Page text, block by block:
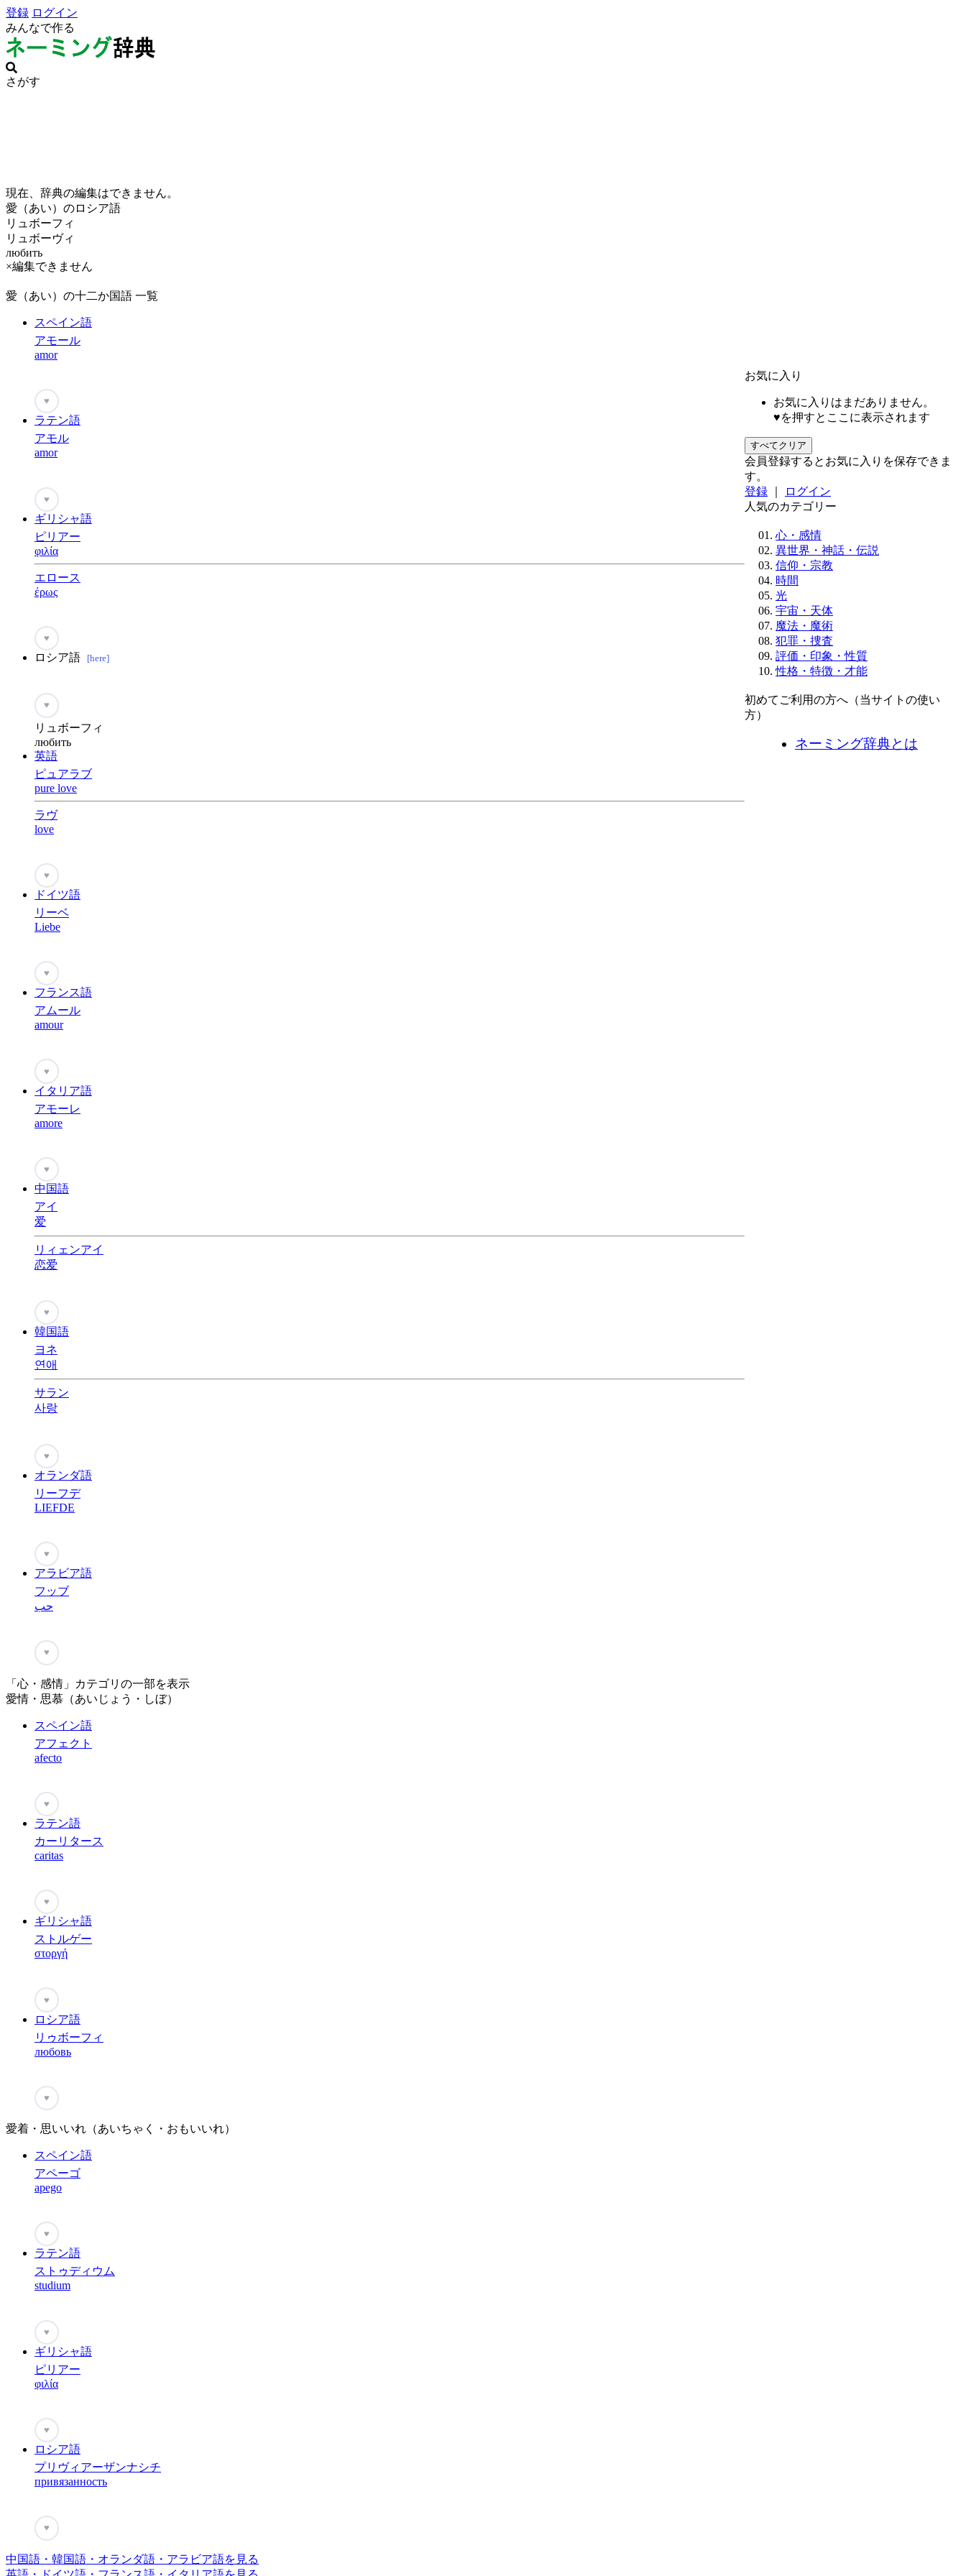
登録 ログイン
みんなで作る
さがす
現在、辞典の編集はできません。
愛（あい）のロシア語
リュボーフィ
リュボーヴィ
любить
×編集できません
愛（あい）の十二か国語 一覧
スペイン語
アモール
amor
♥
ラテン語
アモル
amor
♥
ギリシャ語
ピリアー
φιλία
エロース
έρως
♥
ロシア語 [here]
♥
リュボーフィ
любить
英語
ピュアラブ
pure love
ラヴ
love
♥
ドイツ語
リーベ
Liebe
♥
フランス語
アムール
amour
♥
イタリア語
アモーレ
amore
♥
中国語
アイ
爱
リィェンアイ
恋爱
♥
韓国語
ヨネ
연애
サラン
사랑
♥
オランダ語
リーフデ
LIEFDE
♥
アラビア語
フッブ
حب
♥
「心・感情」カテゴリの一部を表示
愛情・思慕（あいじょう・しぼ）
スペイン語
アフェクト
afecto
♥
ラテン語
カーリタース
caritas
♥
ギリシャ語
ストルゲー
στοργή
♥
ロシア語
リゥボーフィ
любовь
♥
愛着・思いいれ（あいちゃく・おもいいれ）
スペイン語
アペーゴ
apego
♥
ラテン語
ストゥディウム
studium
♥
ギリシャ語
ピリアー
φιλία
♥
ロシア語
プリヴィアーザンナシチ
привязанность
♥
中国語・韓国語・オランダ語・アラビア語を見る
お気に入り
お気に入りはまだありません。
♥を押すとここに表示されます
すべてクリア
会員登録するとお気に入りを保存できま
す。
登録
ログイン
人気のカテゴリー
心・感情
異世界・神話・伝説
信仰・宗教
時間
光
宇宙・天体
魔法・魔術
犯罪・捜査
評価・印象・性質
性格・特徴・才能
初めてご利用の方へ（当サイトの使い
方）
ネーミング辞典とは